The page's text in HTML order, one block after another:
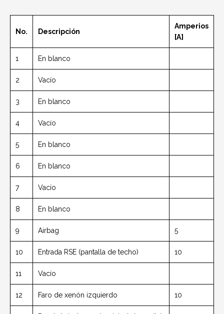
No. Descripción
Amperios
[A]
1 En blanco
2 Vacío
3 En blanco
4 Vacío
5 En blanco
6 En blanco
7 Vacío
8 En blanco
9 Airbag 5
10 Entrada RSE (pantalla de techo) 10
11 Vacío
12 Faro de xenón izquierdo 10